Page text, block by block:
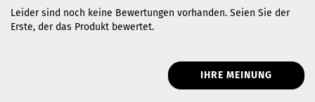
Leider sind noch keine Bewertungen vorhanden. Seien Sie der
Erste, der das Produkt bewertet.
IHRE MEINUNG